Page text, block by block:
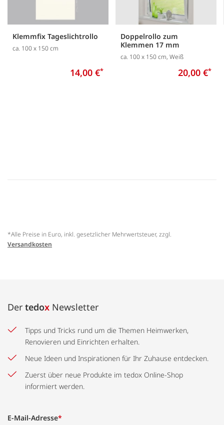
Klemmfix Tageslichtrollo
ca. 100 x 150 cm
14,00 €*
Doppelrollo zum
Klemmen 17 mm
ca. 100 x 150 cm, Weiß
20,00 €*
*Alle Preise in Euro, inkl. gesetzlicher Mehrwertsteuer, zzgl.
Versandkosten
Der tedox Newsletter
Tipps und Tricks rund um die Themen Heimwerken,
Renovieren und Einrichten erhalten.
Neue Ideen und Inspirationen für Ihr Zuhause entdecken.
Zuerst über neue Produkte im tedox Online-Shop
informiert werden.
E-Mail-Adresse*